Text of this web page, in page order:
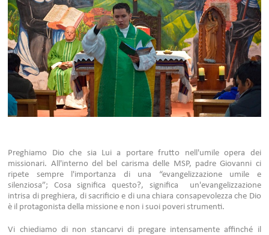
Preghiamo Dio che sia Lui a portare frutto nell'umile opera dei
missionari. All'interno del bel carisma delle MSP, padre Giovanni ci
ripete sempre l'importanza di una “evangelizzazione umile e
silenziosa”; Cosa significa questo?, significa un'evangelizzazione
intrisa di preghiera, di sacrificio e di una chiara consapevolezza che Dio
è il protagonista della missione e non i suoi poveri strumenti.
Vi chiediamo di non stancarvi di pregare intensamente affinché il